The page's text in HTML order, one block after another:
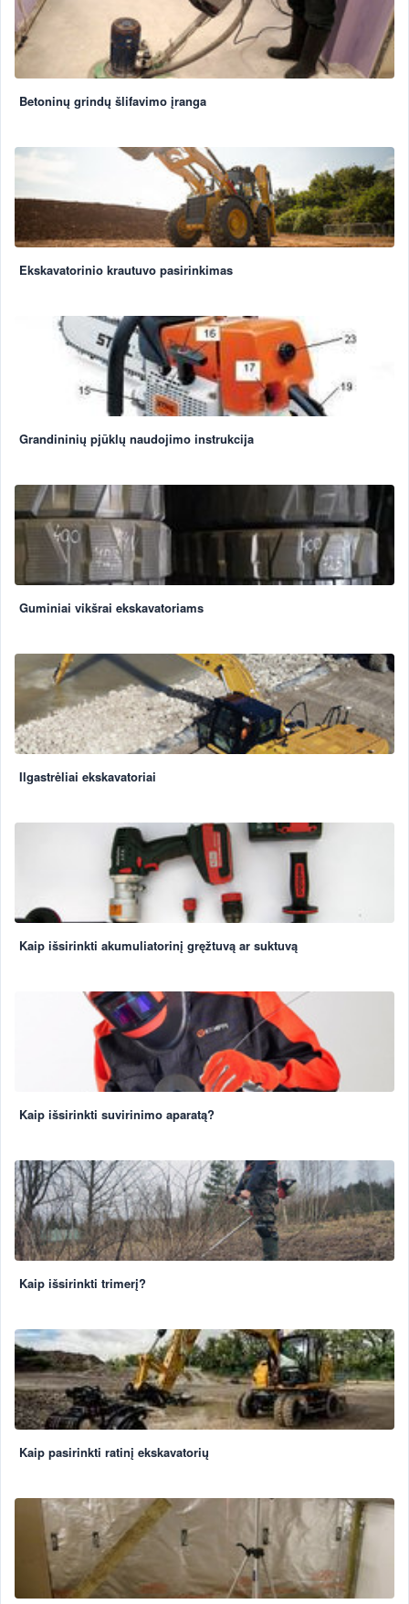
Betoninų grindų šlifavimo įranga
Ekskavatorinio krautuvo pasirinkimas
Grandininių pjūklų naudojimo instrukcija
Guminiai vikšrai ekskavatoriams
Ilgastrėliai ekskavatoriai
Kaip išsirinkti akumuliatorinį gręžtuvą ar suktuvą
Kaip išsirinkti suvirinimo aparatą?
Kaip išsirinkti trimerį?
Kaip pasirinkti ratinį ekskavatorių